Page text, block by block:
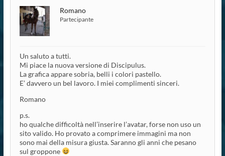
Romano
Partecipante
Un saluto a tutti.
Mi piace la nuova versione di Discipulus.
La grafica appare sobria, belli i colori pastello.
E’ davvero un bel lavoro. I miei complimenti sinceri.
Romano
p.s.
ho qualche difficoltà nell’inserire l’avatar, forse non uso un
sito valido. Ho provato a comprimere immagini ma non
sono mai della misura giusta. Saranno gli anni che pesano
sul groppone